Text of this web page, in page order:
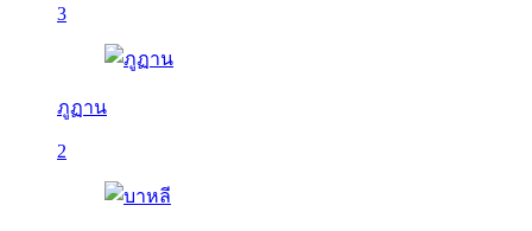
3
ภูฏาน
2